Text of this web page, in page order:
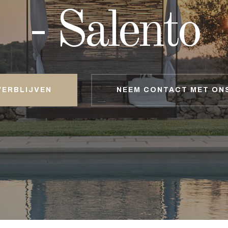
- Salento
NEEM CONTACT MET
- Salento
NEEM CONTACT MET